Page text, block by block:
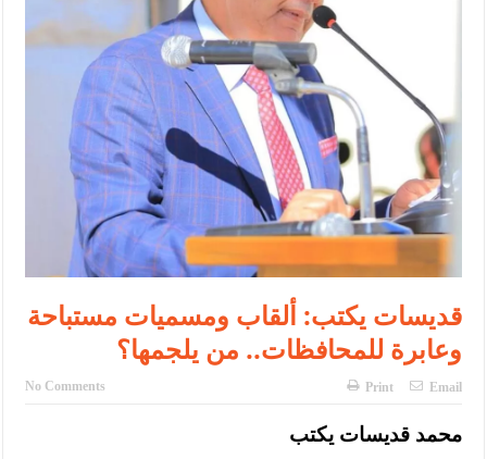
القاضي يلتقي رؤساء تحرير الصحف اليومية ويؤكد حرص مجلس النواب
على شراكة فاعلة مع الإعلام
دعوة المكلفين بخدمة العلم (الدفعة الثالثة) إلى مراجعة منصة خدمة
العلم
الملك يلتقي مجموعة من رفاق السلاح
الملك يتلقى اتصالا هاتفيا من العاهل البحريني
القاضي محمود أحمد فريحات.. مبارك ومزيدا من التوفيق
قديسات يكتب: ألقاب ومسميات مستباحة
وعابرة للمحافظات.. من يلجمها؟
No Comments Print Email
محمد قديسات يكتب